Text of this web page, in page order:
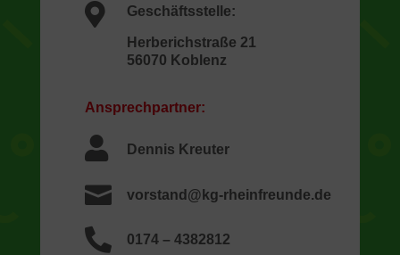
 Geschäftsstelle:
Herberichstraße 21
56070 Koblenz
Ansprechpartner:
 Dennis Kreuter
 vorstand@kg-rheinfreunde.de
 0174 – 4382812